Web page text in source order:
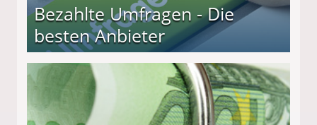
Bezahlte Umfragen - Die
besten Anbieter